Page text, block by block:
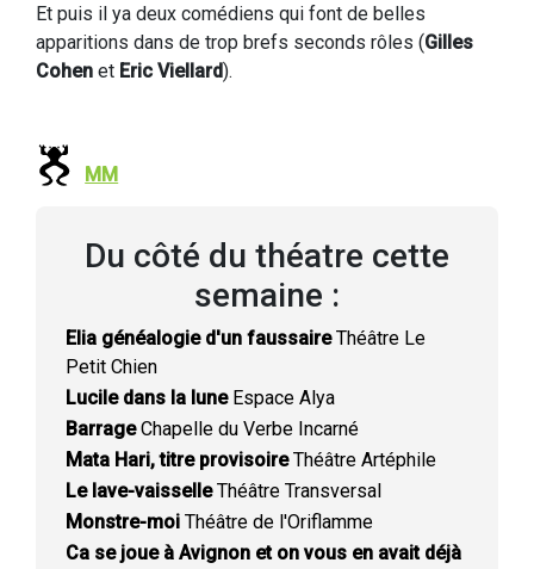
Et puis il ya deux comédiens qui font de belles
apparitions dans de trop brefs seconds rôles (Gilles
Cohen et Eric Viellard).
MM
Du côté du théatre cette
semaine :
Elia généalogie d'un faussaireThéâtre Le
Petit Chien
Lucile dans la luneEspace Alya
BarrageChapelle du Verbe Incarné
Mata Hari, titre provisoireThéâtre Artéphile
Le lave-vaisselleThéâtre Transversal
Monstre-moi Théâtre de l'Oriflamme
Ca se joue à Avignon et on vous en avait déjà